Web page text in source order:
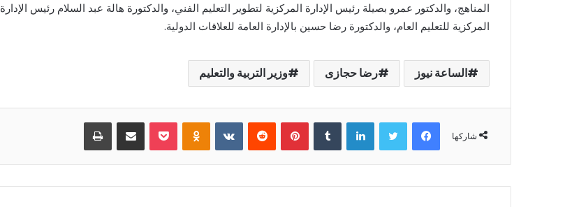
المناهج، والدكتور عمرو بصيلة رئيس الإدارة المركزية لتطوير التعليم الفني، والدكتورة هالة عبد السلام رئيس الإدارة
المركزية للتعليم العام، والدكتورة رضا حسين بالإدارة العامة للعلاقات الدولية.
الساعة نيوز رضا حجازى وزير التربية والتعليم
شاركها
فيسبوكتويتر لينكدإن بينتيريست Odnoklassniki
بوكيت مشاركة عبر البريد طباعة